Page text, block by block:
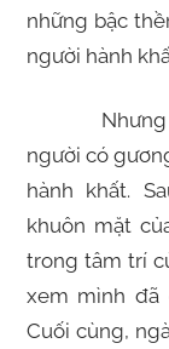
những bậc
người hành
Nhưng tình
người có
hành khất.
khuôn mặt
trong tâm trí
xem mình đã
Cuối cùng,